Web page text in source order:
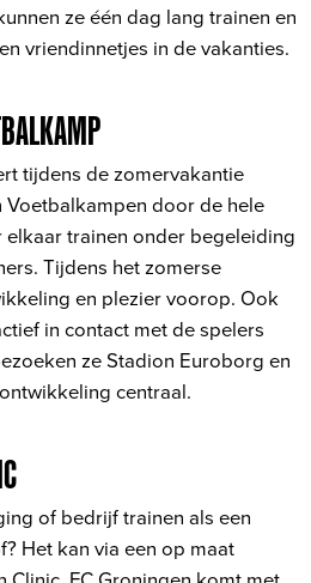
ze één dag lang trainen en
vriendinnetjes in de vakanties.
tijdens de zomervakantie
Voetbalkampen door de hele
trainen onder begeleiding
Tijdens het zomerse
en plezier voorop. Ook
in contact met de spelers
ze Stadion Euroborg en
centraal.
of bedrijf trainen als een
Het kan via een op maat